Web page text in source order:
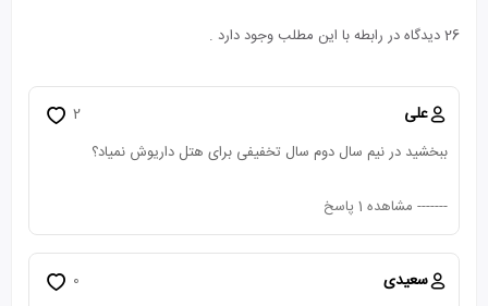
26 دیدگاه در رابطه با این مطلب وجود دارد .
علی
ببخشید در نیم سال دوم سال تخفیفی برای هتل داریوش نمیاد؟
2
------- مشاهده 1 پاسخ
سعیدی 0